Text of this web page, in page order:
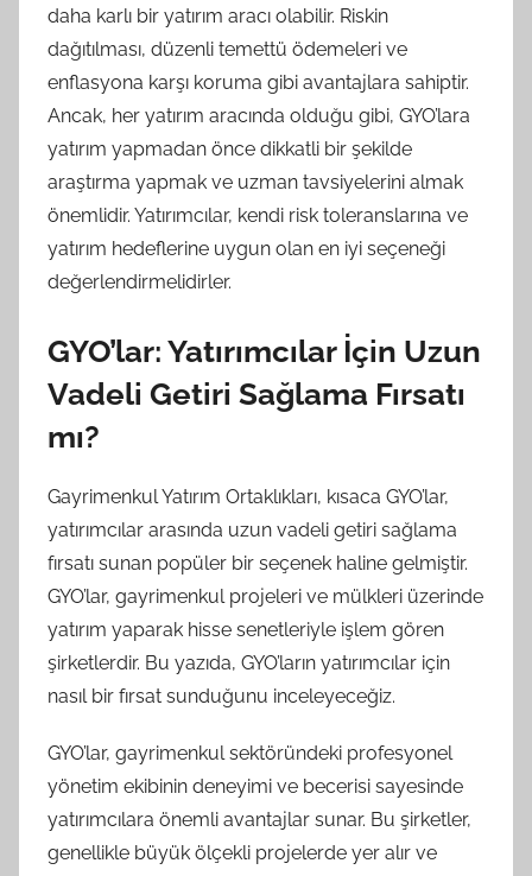
daha karlı bir yatırım aracı olabilir. Riskin
dağıtılması, düzenli temettü ödemeleri ve
enflasyona karşı koruma gibi avantajlara sahiptir.
Ancak, her yatırım aracında olduğu gibi, GYO’lara
yatırım yapmadan önce dikkatli bir şekilde
araştırma yapmak ve uzman tavsiyelerini almak
önemlidir. Yatırımcılar, kendi risk toleranslarına ve
yatırım hedeflerine uygun olan en iyi seçeneği
değerlendirmelidirler.
GYO’lar: Yatırımcılar İçin Uzun
Vadeli Getiri Sağlama Fırsatı
mı?
Gayrimenkul Yatırım Ortaklıkları, kısaca GYO’lar,
yatırımcılar arasında uzun vadeli getiri sağlama
fırsatı sunan popüler bir seçenek haline gelmiştir.
GYO’lar, gayrimenkul projeleri ve mülkleri üzerinde
yatırım yaparak hisse senetleriyle işlem gören
şirketlerdir. Bu yazıda, GYO’ların yatırımcılar için
nasıl bir fırsat sunduğunu inceleyeceğiz.
GYO’lar, gayrimenkul sektöründeki profesyonel
yönetim ekibinin deneyimi ve becerisi sayesinde
yatırımcılara önemli avantajlar sunar. Bu şirketler,
genellikle büyük ölçekli projelerde yer alır ve